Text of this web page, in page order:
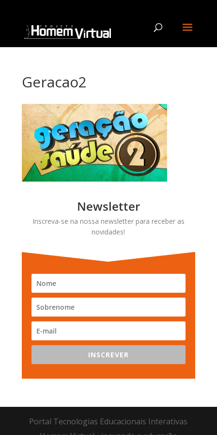
Geracao2
Newsletter
Inscreva-se na nossa newsletter para receber as
novidades!
INSCREVER
Portal Tecnologias Educacionais Interativas